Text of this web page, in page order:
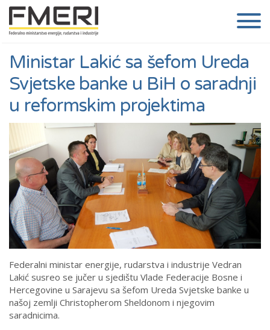
Ministar Lakić sa šefom Ureda
Svjetske banke u BiH o saradnji
u reformskim projektima
Federalni ministar energije, rudarstva i industrije Vedran
Lakić susreo se jučer u sjedištu Vlade Federacije Bosne i
Hercegovine u Sarajevu sa šefom Ureda Svjetske banke u
našoj zemlji Christopherom Sheldonom i njegovim
saradnicima.